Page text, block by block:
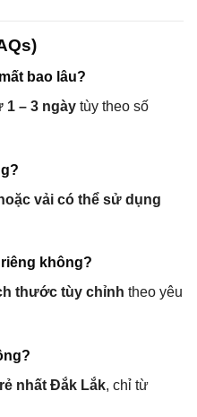
bao lâu?
1 – 3 ngày tùy theo số
vải có thể sử dụng
không?
thước tùy chỉnh theo yêu
nhất Đắk Lắk, chỉ từ